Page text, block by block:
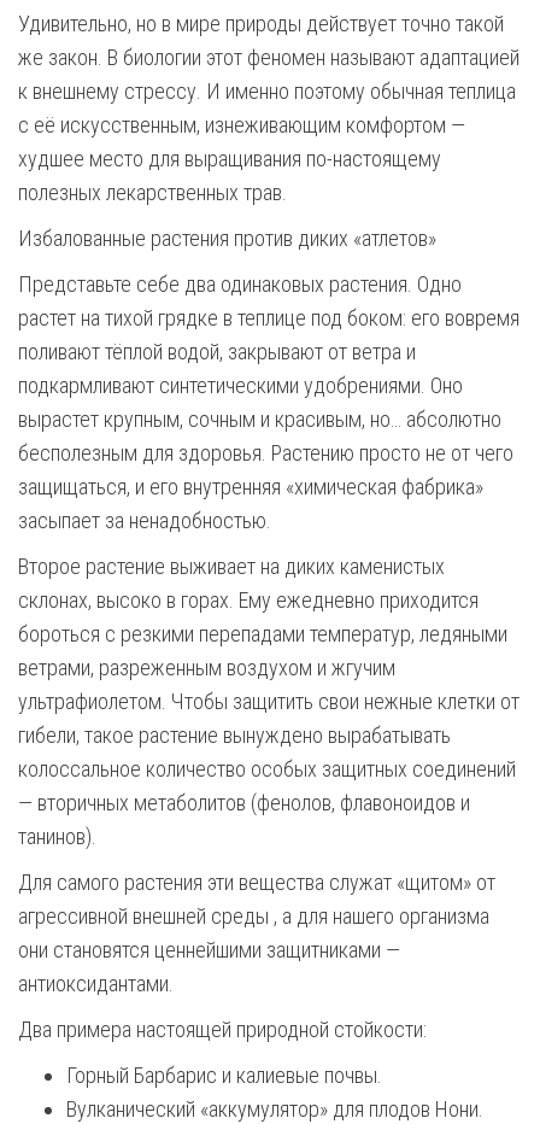
Удивительно, но в мире природы действует точно такой
же закон. В биологии этот феномен называют адаптацией
к внешнему стрессу. И именно поэтому обычная теплица
с её искусственным, изнеживающим комфортом —
худшее место для выращивания по-настоящему
полезных лекарственных трав.
Избалованные растения против диких «атлетов»
Представьте себе два одинаковых растения. Одно
растет на тихой грядке в теплице под боком: его вовремя
поливают тёплой водой, закрывают от ветра и
подкармливают синтетическими удобрениями. Оно
вырастет крупным, сочным и красивым, но… абсолютно
бесполезным для здоровья. Растению просто не от чего
защищаться, и его внутренняя «химическая фабрика»
засыпает за ненадобностью.
Второе растение выживает на диких каменистых
склонах, высоко в горах. Ему ежедневно приходится
бороться с резкими перепадами температур, ледяными
ветрами, разреженным воздухом и жгучим
ультрафиолетом. Чтобы защитить свои нежные клетки от
гибели, такое растение вынуждено вырабатывать
колоссальное количество особых защитных соединений
— вторичных метаболитов (фенолов, флавоноидов и
танинов).
Для самого растения эти вещества служат «щитом» от
агрессивной внешней среды , а для нашего организма
они становятся ценнейшими защитниками —
антиоксидантами.
Два примера настоящей природной стойкости:
Горный Барбарис и калиевые почвы.
Вулканический «аккумулятор» для плодов Нони.